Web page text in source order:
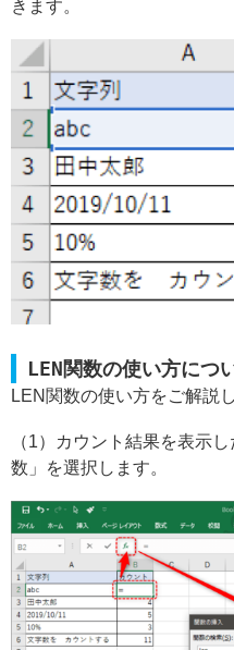
きます。
LEN関数の使い方につ
LEN関数の使い方をご解説
（1）カウント結果を表示
数」を選択します。